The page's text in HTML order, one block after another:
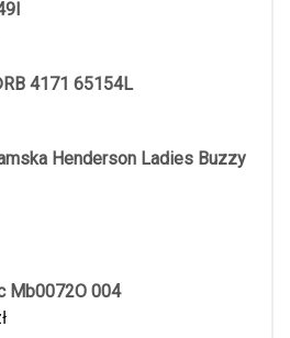
4171 65154L
Henderson Ladies Buzzy
Mb0072O 004